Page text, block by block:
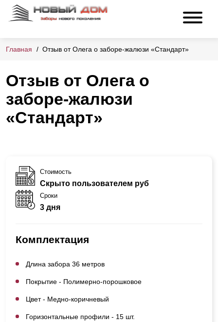
Главная Отзыв от Олега о заборе-жалюзи «Стандарт»
Отзыв от Олега о
заборе-жалюзи
«Стандарт»
Стоимость
Скрыто пользователем руб
Сроки
3 дня
Комплектация
Длина забора 36 метров
Покрытие - Полимерно-порошковое
Цвет - Медно-коричневый
Горизонтальные профили - 15 шт.